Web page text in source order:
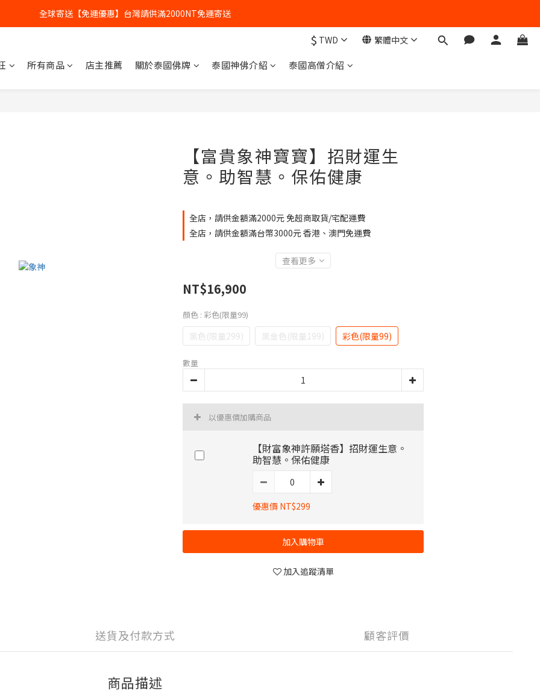
全球寄送【免運優惠】台灣請供滿2000NT免運寄送
全球寄送【免運優惠】台灣請供滿2000NT免運寄送
全球寄送【免運優惠】台灣請供滿2000NT免運寄送
$ TWD 繁體中文
所有商品 店主推薦 關於泰國佛牌 泰國神佛介紹 泰國高僧介紹
【富貴象神寶寶】招財運生
意。助智慧。保佑健康
全店，請供金額滿2000元 免超商取貨/宅配運費
全店，請供金額滿台幣3000元 香港、澳門免運費
查看更多
NT$16,900
顏色 : 彩色(限量99)
黑色(限量299) 黑金色(限量199) 彩色(限量99)
數量
以優惠價加購商品
【財富象神許願塔香】招財運生意。
助智慧。保佑健康
優惠價 NT$299
加入購物車
加入追蹤清單
送貨及付款方式 顧客評價
商品描述